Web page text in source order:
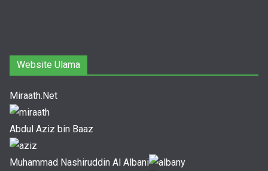
Website Ulama
Miraath.Net
Abdul Aziz bin Baaz
Muhammad Nashiruddin Al Albani